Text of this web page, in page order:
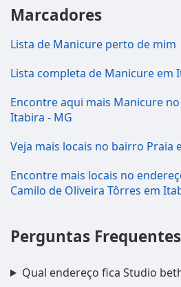
Marcadores
Lista de Manicure perto de mim
Lista completa de Manicure em
Encontre aqui mais Manicure
Itabira - MG
Veja mais locais no bairro Praia
Encontre mais locais no
Camilo de Oliveira Tôrres em
Perguntas Frequentes
Qual endereço fica Studio